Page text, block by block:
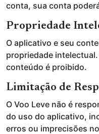
conta, sua conta
Propriedade
O aplicativo e seu
propriedade
conteúdo é proibido.
Limitação de
O Voo Leve não é
do uso do aplicativo,
erros ou imprecisões